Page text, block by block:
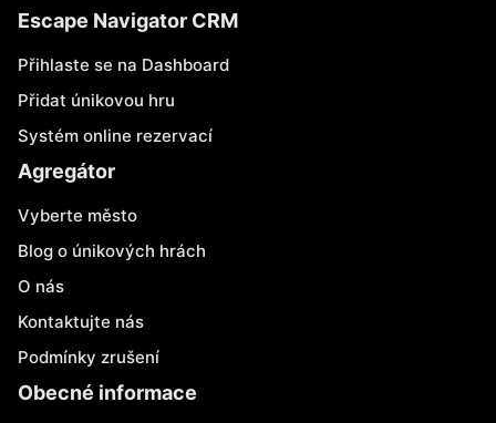
Escape Navigator CRM
Přihlaste se na Dashboard
Přidat únikovou hru
Systém online rezervací
Agregátor
Vyberte město
Blog o únikových hrách
O nás
Kontaktujte nás
Podmínky zrušení
Obecné informace